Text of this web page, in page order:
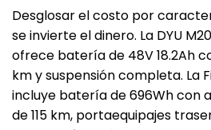
Desglosar el costo por
se invierte el dinero. La DYU
ofrece batería de 48V 18.2Ah
km y suspensión completa. La
incluye batería de 696Wh con
de 115 km, portaequipajes